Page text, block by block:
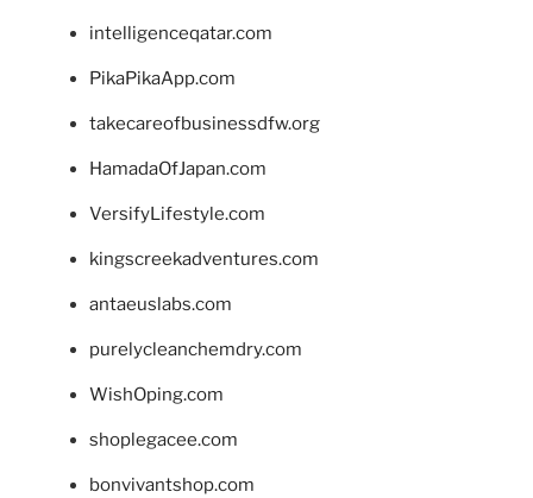
intelligenceqatar.com
PikaPikaApp.com
takecareofbusinessdfw.org
HamadaOfJapan.com
VersifyLifestyle.com
kingscreekadventures.com
antaeuslabs.com
purelycleanchemdry.com
WishOping.com
shoplegacee.com
bonvivantshop.com